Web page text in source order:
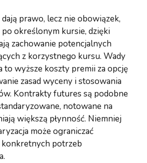
prawo, lecz nie obowiązek,
określonym kursie, dzięki
zachowanie potencjalnych
z korzystnego kursu. Wady
to wyższe koszty premii za opcję
zasad wyceny i stosowania
Kontrakty futures są podobne
notowane na
większą płynność. Niemniej
może ograniczać
konkretnych potrzeb